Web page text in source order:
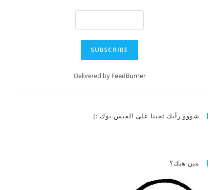
Delivered by FeedBurner
شووو رأيك تحبنا على الفيس بوك :)
مين هيك؟